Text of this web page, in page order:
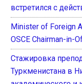
встретился с
Minister of Foreign
OSCE Chairman-in-
Стажировка
Туркменистана в